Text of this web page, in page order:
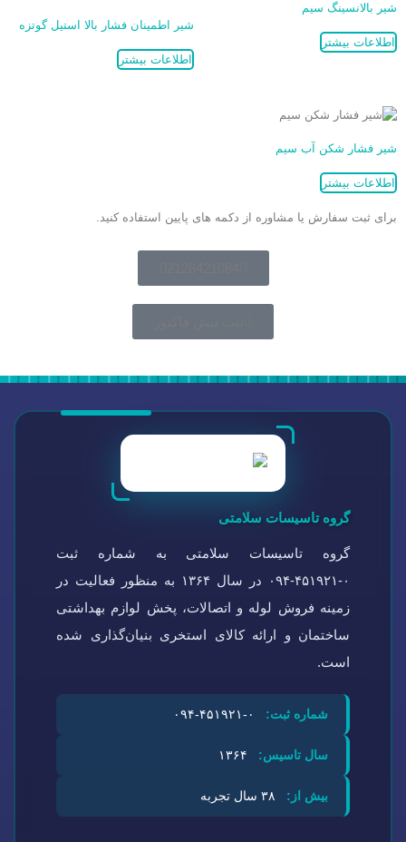
شیر بالانسینگ سیم
اطلاعات بیشتر
شیر اطمینان فشار بالا استیل گوتزه
اطلاعات بیشتر
شیر فشار شکن آب سیم
اطلاعات بیشتر
برای ثبت سفارش یا مشاوره از دکمه های پایین استفاده کنید.
گروه تاسیسات سلامتی
گروه تاسیسات سلامتی به شماره ثبت
۰-۴۵۱۹۲۱-۰۹۴ در سال ۱۳۶۴ به منظور فعالیت در
زمینه فروش لوله و اتصالات، پخش لوازم بهداشتی
ساختمان و ارائه کالای استخری بنیان‌گذاری شده
است.
شماره ثبت:
سال تاسیس:
بیش از: